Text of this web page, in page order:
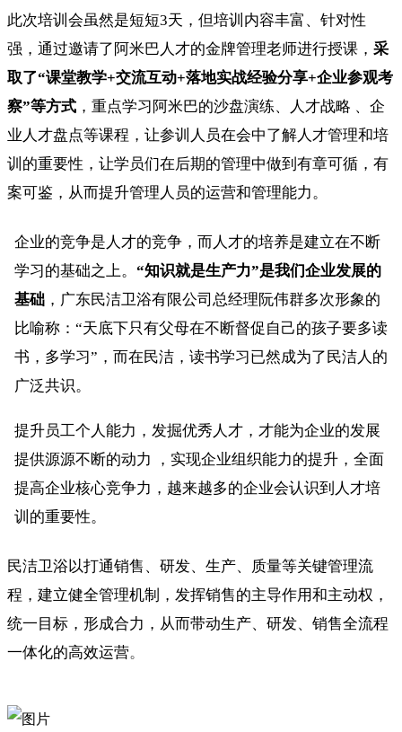
此次培训会虽然是短短3天，但培训内容丰富、针对性
强，通过邀请了阿米巴人才的金牌管理老师进行授课， 采
取了“课堂教学+交流互动+落地实战经验分享+企业参观考
察”等方式 ，重点学习阿米巴的沙盘演练、人才战略 、企
业人才盘点等课程，让参训人员在会中了解人才管理和培
训的重要性，让学员们在后期的管理中做到有章可循，有
案可鉴，从而提升管理人员的运营和管理能力。
企业的竞争是人才的竞争，而人才的培养是建立在不断
学习的基础之上。 “知识就是生产力”是我们企业发展的
基础 ，广东民洁卫浴有限公司总经理阮伟群多次形象的
比喻称：“天底下只有父母在不断督促自己的孩子要多读
书，多学习”，而在民洁，读书学习已然成为了民洁人的
广泛共识。
提升员工个人能力，发掘优秀人才，才能为企业的发展
提供源源不断的动力 ，实现企业组织能力的提升，全面
提高企业核心竞争力，越来越多的企业会认识到人才培
训的重要性。
民洁卫浴以打通销售、研发、生产、质量等关键管理流
程，建立健全管理机制，发挥销售的主导作用和主动权，
统一目标，形成合力，从而带动生产、研发、销售全流程
一体化的高效运营。